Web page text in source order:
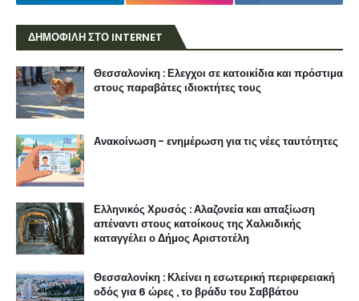
ΔΗΜΟΦΙΛΗ ΣΤΟ INTERNET
Θεσσαλονίκη : Ελεγχοι σε κατοικίδια και πρόστιμα
στους παραβάτες ιδιοκτήτες τους
Ανακοίνωση - ενημέρωση για τις νέες ταυτότητες
Ελληνικός Χρυσός : Αλαζονεία και απαξίωση
απέναντι στους κατοίκους της Χαλκιδικής
καταγγέλει ο Δήμος Αριστοτέλη
Θεσσαλονίκη : Κλείνει η εσωτερική περιφερειακή
οδός για 6 ώρες , το βράδυ του Σαββάτου